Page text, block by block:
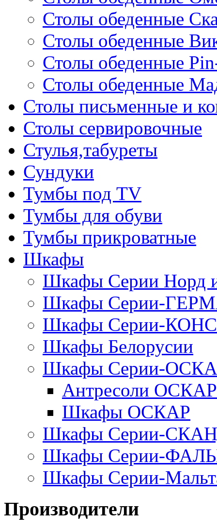
Столы обеденные
Столы обеденные
Столы обеденные
Столы обеденные
Столы письменные и
Столы сервировочные
Стулья,табуреты
Сундуки
Тумбы под TV
Тумбы для обуви
Тумбы прикроватные
Шкафы
Шкафы Серии
Шкафы Серии-
Шкафы Серии-
Шкафы Белорусии
Шкафы Серии-
Антресоли ОСКАР
Шкафы ОСКАР
Шкафы Серии-
Шкафы Серии-
Шкафы Серии-
Производители